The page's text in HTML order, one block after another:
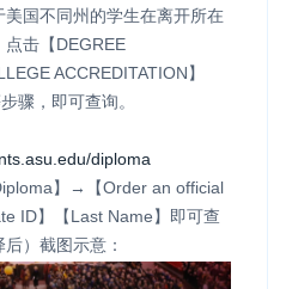
国不同州的学生在离开所在
击【DEGREE
ACCREDITATION】
骤，即可查询。
diploma
】→【Order an official
ID】【Last Name】即可查
）截图示意：